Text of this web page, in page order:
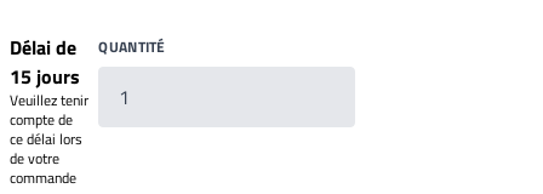
Délai de
15 jours
Veuillez tenir
compte de
ce délai lors
de votre
commande
QUANTITÉ